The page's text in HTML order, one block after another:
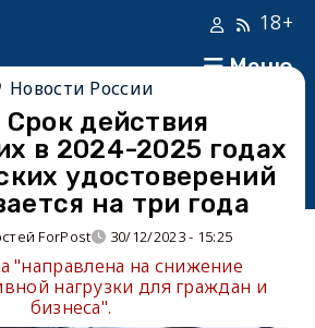
Меню
18+
Новости России
действия
в 2024-2025 годах
удостоверений
на три года
ForPost 30/12/2023 - 15:25
"направлена на снижение
нагрузки для граждан и
бизнеса".